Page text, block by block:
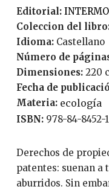
Editorial:
Coleccion del
Idioma:
Castellano
Número de
Dimensiones: 220
Fecha de
Materia: ecología
ISBN: 978-84-8452-
Derechos de propiedad intelectual, ADPIC,
patentes: suenan a
aburridos. Sin